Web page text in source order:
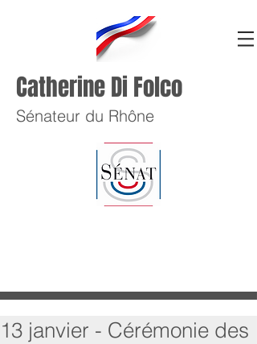
Catherine Di Folco
Sénateur du Rhône
13 janvier - Cérémonie des